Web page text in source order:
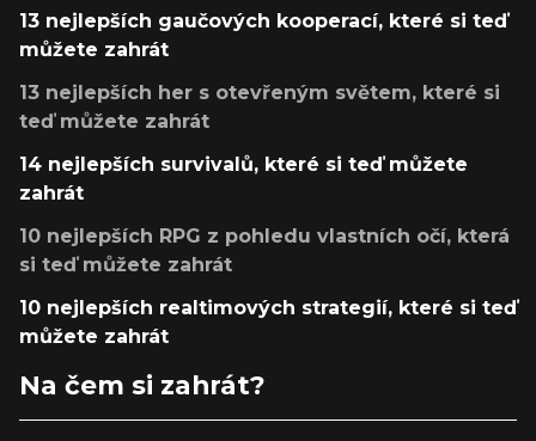
13 nejlepších gaučových kooperací, které si teď
můžete zahrát
13 nejlepších her s otevřeným světem, které si
teď můžete zahrát
14 nejlepších survivalů, které si teď můžete
zahrát
10 nejlepších RPG z pohledu vlastních očí, která
si teď můžete zahrát
10 nejlepších realtimových strategií, které si teď
můžete zahrát
Na čem si zahrát?